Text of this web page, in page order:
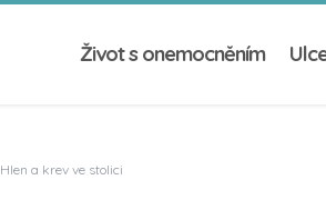
Život s onemocněním
Hlen a krev ve stolici